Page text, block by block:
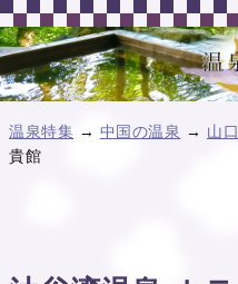
温泉特集 → 中国の温泉 → 山
貴館